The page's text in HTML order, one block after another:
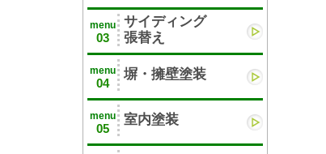
menu
03
サイディング
張替え
menu
04
塀・擁壁塗装
menu
05
室内塗装